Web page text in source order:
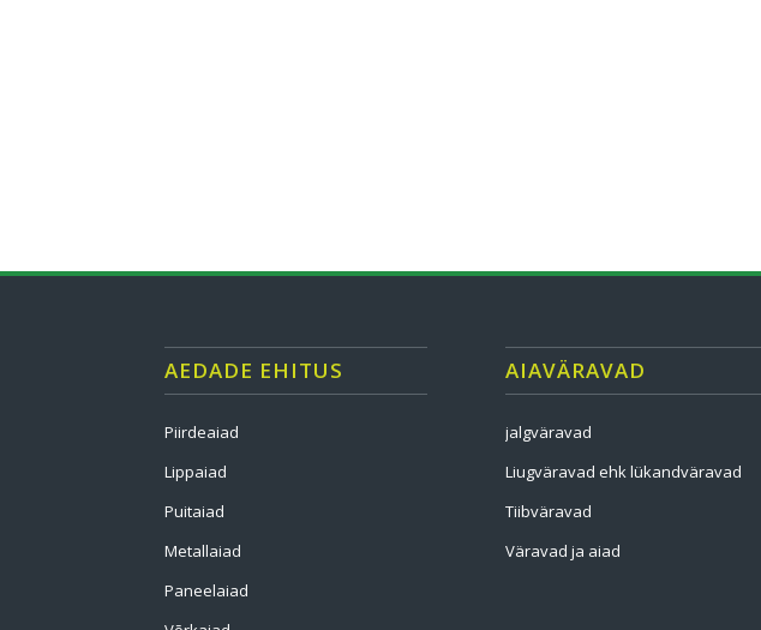
AEDADE EHITUS
Piirdeaiad
Lippaiad
Puitaiad
Metallaiad
Paneelaiad
AIAVÄRAVAD
jalgväravad
Liugväravad ehk lükandväravad
Tiibväravad
Väravad ja aiad